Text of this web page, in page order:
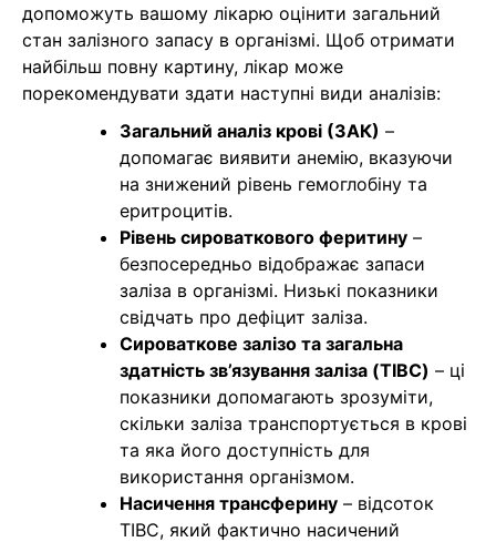
допоможуть вашому лікарю оцінити загальний
стан залізного запасу в організмі. Щоб отримати
найбільш повну картину, лікар може
порекомендувати здати наступні види аналізів:
Загальний аналіз крові (ЗАК) –
допомагає виявити анемію, вказуючи
на знижений рівень гемоглобіну та
еритроцитів.
Рівень сироваткового феритину –
безпосередньо відображає запаси
заліза в організмі. Низькі показники
свідчать про дефіцит заліза.
Сироваткове залізо та загальна
здатність зв’язування заліза (TIBC) – ці
показники допомагають зрозуміти,
скільки заліза транспортується в крові
та яка його доступність для
використання організмом.
Насичення трансферину – відсоток
TIBC, який фактично насичений